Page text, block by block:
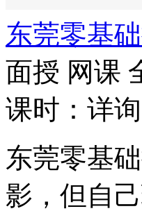
东莞零基
面授 网课
课时：详询
东莞零基
影，但自